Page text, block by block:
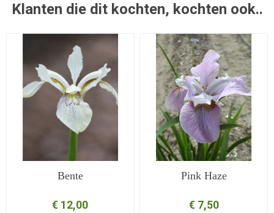
Klanten die dit kochten, kochten ook..
Bente
€ 12,00
Pink Haze
€ 7,50